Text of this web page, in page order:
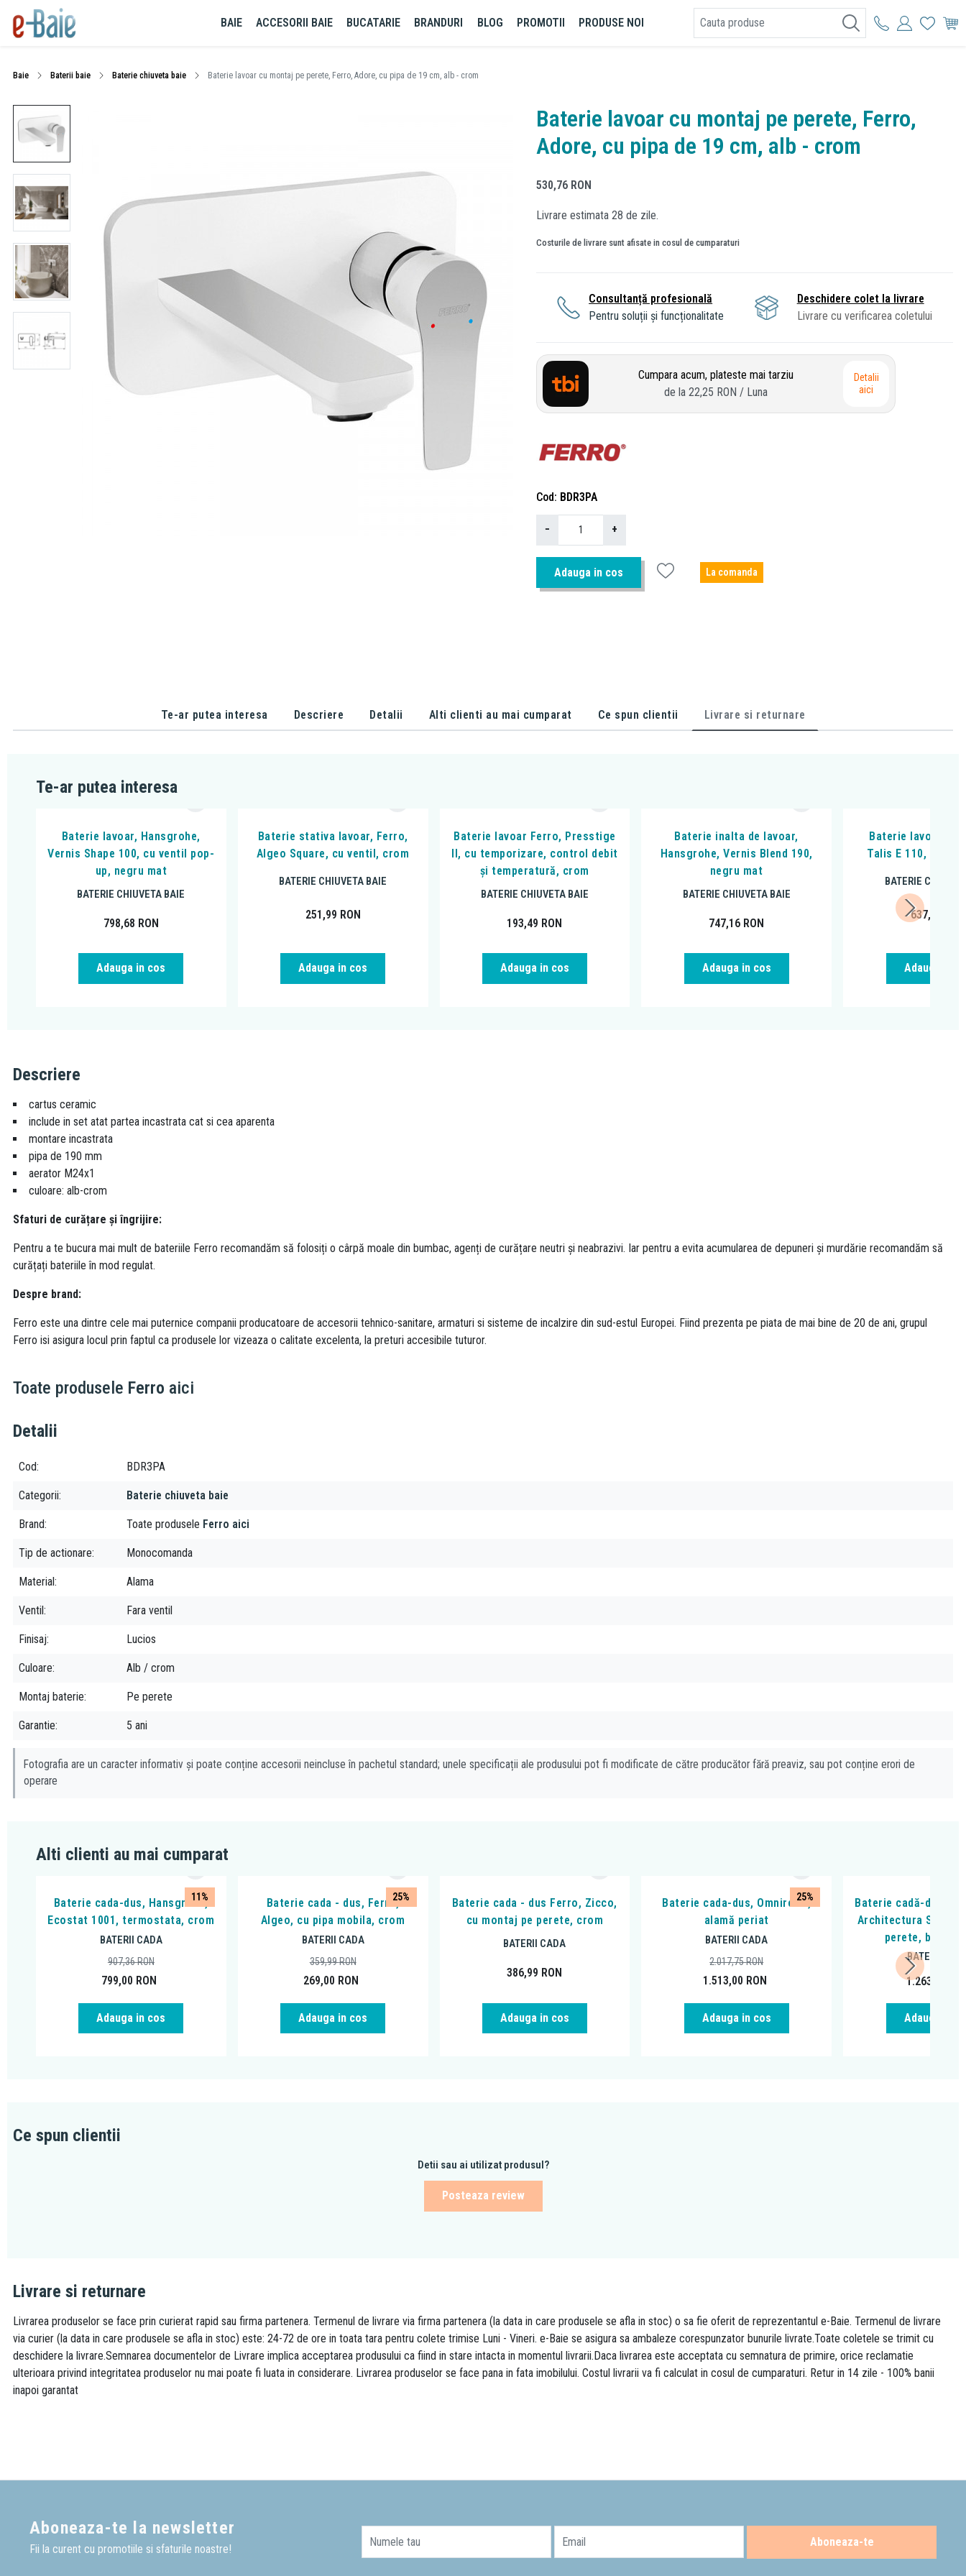
BAIE ACCESORII BAIE BUCATARIE BRANDURI BLOG PROMOTII PRODUSE NOI
Baie Baterii baie Baterie chiuveta baie Baterie lavoar cu montaj pe perete, Ferro, Adore, cu pipa de 19 cm, alb - crom
Baterie lavoar cu montaj pe perete, Ferro,
Adore, cu pipa de 19 cm, alb - crom
530,76 RON
Livrare estimata 28 de zile.
Costurile de livrare sunt afisate in cosul de cumparaturi
Consultanță profesională
Pentru soluții și funcționalitate
Deschidere colet la livrare
Livrare cu verificarea coletului
Cumpara acum, plateste mai tarziu
de la 22,25 RON / Luna
Detalii
aici
Cod BDR3PA
− +
Adauga in cos La comanda
Te-ar putea interesa Descriere Detalii Alti clienti au mai cumparat Ce spun clientii Livrare si returnare
Te-ar putea interesa
Baterie lavoar, Hansgrohe,
Vernis Shape 100, cu ventil pop-
up, negru mat
BATERIE CHIUVETA BAIE
798,68 RON
Adauga in cos
Baterie stativa lavoar, Ferro,
Algeo Square, cu ventil, crom
BATERIE CHIUVETA BAIE
251,99 RON
Adauga in cos
Baterie lavoar Ferro, Presstige
II, cu temporizare, control debit
și temperatură, crom
BATERIE CHIUVETA BAIE
193,49 RON
Adauga in cos
Baterie inalta de lavoar,
Hansgrohe, Vernis Blend 190,
negru mat
BATERIE CHIUVETA BAIE
747,16 RON
Adauga in cos
Baterie lavoar,
Talis E 110, Cu
BATERIE
637,80
Adauga in
Descriere
cartus ceramic
include in set atat partea incastrata cat si cea aparenta
montare incastrata
pipa de 190 mm
aerator M24x1
culoare: alb-crom
Sfaturi de curățare și îngrijire:
Pentru a te bucura mai mult de bateriile Ferro recomandăm să folosiți o cârpă moale din bumbac, agenți de curățare neutri și neabrazivi. Iar pentru a evita acumularea de depuneri și murdărie recomandăm să
curățați bateriile în mod regulat.
Despre brand:
Ferro este una dintre cele mai puternice companii producatoare de accesorii tehnico-sanitare, armaturi si sisteme de incalzire din sud-estul Europei. Fiind prezenta pe piata de mai bine de 20 de ani, grupul
Ferro isi asigura locul prin faptul ca produsele lor vizeaza o calitate excelenta, la preturi accesibile tuturor.
Toate produsele Ferro aici
Detalii
Cod BDR3PA
Categorii Baterie chiuveta baie
Brand Toate produsele Ferro aici
Tip de actionare Monocomanda
Material Alama
Ventil Fara ventil
Finisaj Lucios
Culoare Alb / crom
Montaj baterie Pe perete
Garantie 5 ani
Fotografia are un caracter informativ și poate conține accesorii neincluse în pachetul standard; unele specificații ale produsului pot fi modificate de către producător fără preaviz, sau pot conține erori de
operare
Alti clienti au mai cumparat
11%
Baterie cada-dus, Hansgrohe,
Ecostat 1001, termostata, crom
BATERII CADA
799,00 RON
907,36RON
Adauga in cos
25%
Baterie cada - dus, Ferro,
Algeo, cu pipa mobila, crom
BATERII CADA
269,00 RON
359,99RON
Adauga in cos
Baterie cada - dus Ferro, Zicco,
cu montaj pe perete, crom
BATERII CADA
386,99 RON
Adauga in cos
25%
Baterie cada-dus, Omnires Y,
alamă periat
BATERII CADA
1.513,00 RON
2.017,75RON
Adauga in cos
Baterie cadă-duș
Architectura
perete,
BATERII
1.263,20
Adauga in
Ce spun clientii
Detii sau ai utilizat produsul?
Posteaza review
Livrare si returnare
Livrarea produselor se face prin curierat rapid sau firma partenera. Termenul de livrare via firma partenera (la data in care produsele se afla in stoc) o sa fie oferit de reprezentantul e-Baie. Termenul de livrare
via curier (la data in care produsele se afla in stoc) este: 24-72 de ore in toata tara pentru colete trimise Luni - Vineri. e-Baie se asigura sa ambaleze corespunzator bunurile livrate.Toate coletele se trimit cu
deschidere la livrare.Semnarea documentelor de Livrare implica acceptarea produsului ca fiind in stare intacta in momentul livrarii.Daca livrarea este acceptata cu semnatura de primire, orice reclamatie
ulterioara privind integritatea produselor nu mai poate fi luata in considerare. Livrarea produselor se face pana in fata imobilului. Costul livrarii va fi calculat in cosul de cumparaturi. Retur in 14 zile - 100% banii
inapoi garantat
Aboneaza-te la newsletter
Fii la curent cu promotiile si sfaturile noastre!
Numele tau Email Aboneaza-te